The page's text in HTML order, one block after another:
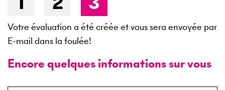
Votre évaluation a été créée et vous sera envoyée par
E-mail dans la foulée!
Encore quelques informations sur vous